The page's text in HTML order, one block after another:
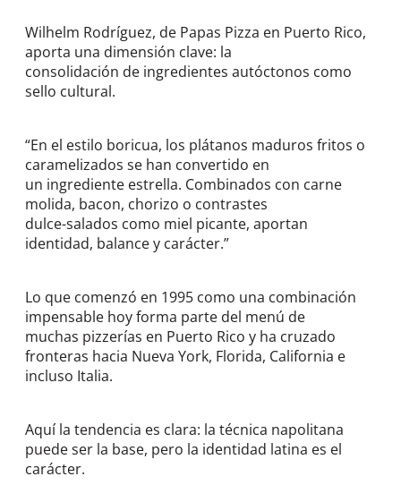
Wilhelm Rodríguez, de Papas Pizza en Puerto Rico,
aporta una dimensión clave: la
consolidación de ingredientes autóctonos como
sello cultural.
“En el estilo boricua, los plátanos maduros fritos o
caramelizados se han convertido en
un ingrediente estrella. Combinados con carne
molida, bacon, chorizo o contrastes
dulce-salados como miel picante, aportan
identidad, balance y carácter.”
Lo que comenzó en 1995 como una combinación
impensable hoy forma parte del menú de
muchas pizzerías en Puerto Rico y ha cruzado
fronteras hacia Nueva York, Florida, California e
incluso Italia.
Aquí la tendencia es clara: la técnica napolitana
puede ser la base, pero la identidad latina es el
carácter.